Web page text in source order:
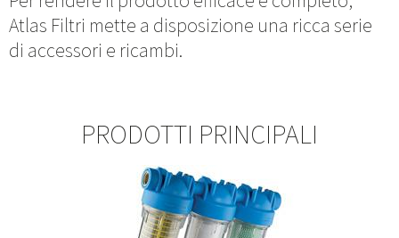
Atlas Filtri mette a disposizione una ricca serie
di accessori e ricambi.
PRODOTTI PRINCIPALI